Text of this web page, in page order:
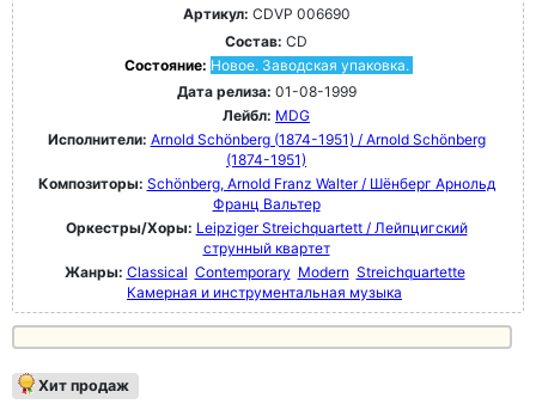
Артикул: CDVP 006690
Состав: CD
Состояние: Новое. Заводская упаковка.
Дата релиза: 01-08-1999
Лейбл: MDG
Исполнители: Arnold Schönberg (1874-1951) / Arnold Schönberg
(1874-1951)
Композиторы: Schönberg, Arnold Franz Walter / Шёнберг Арнольд
Франц Вальтер
Оркестры/Хоры: Leipziger Streichquartett / Лейпцигский
струнный квартет
Жанры: Classical Contemporary Modern Streichquartette
Камерная и инструментальная музыка
Хит продаж